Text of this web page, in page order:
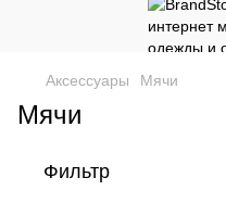
Аксессуары Мячи
Мячи
Фильтр